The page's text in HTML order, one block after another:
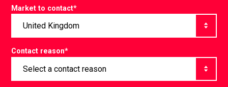
Market to contact*
Contact reason*